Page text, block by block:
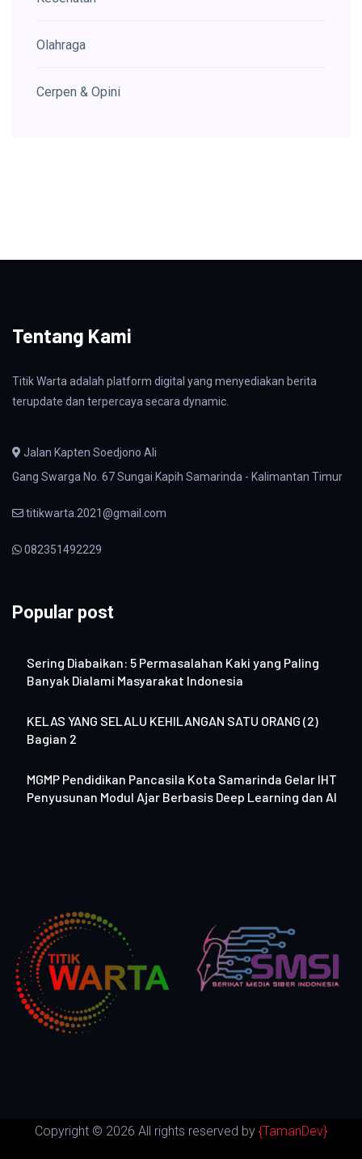
Olahraga
Cerpen & Opini
Tentang Kami
Titik Warta adalah platform digital yang menyediakan berita
terupdate dan terpercaya secara dynamic.
Jalan Kapten Soedjono Ali
Gang Swarga No. 67 Sungai Kapih Samarinda - Kalimantan Timur
titikwarta.2021@gmail.com
082351492229
Popular post
Sering Diabaikan: 5 Permasalahan Kaki yang Paling
Banyak Dialami Masyarakat Indonesia
KELAS YANG SELALU KEHILANGAN SATU ORANG (2)
Bagian 2
MGMP Pendidikan Pancasila Kota Samarinda Gelar IHT
Penyusunan Modul Ajar Berbasis Deep Learning dan AI
Copyright © 2026 All rights reserved by {TamanDev}